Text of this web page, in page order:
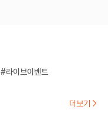
#라이브이벤트
더보기 